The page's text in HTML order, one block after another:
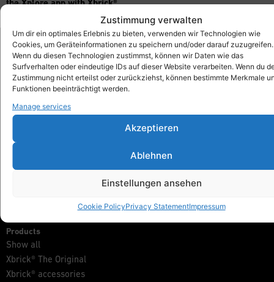
Zustimmung verwalten
Um dir ein optimales Erlebnis zu bieten, verwenden wir Technologien wie
Cookies, um Geräteinformationen zu speichern und/oder darauf zuzugreifen.
Wenn du diesen Technologien zustimmst, können wir Daten wie das
Surfverhalten oder eindeutige IDs auf dieser Website verarbeiten. Wenn du
Zustimmung nicht erteilst oder zurückziehst, können bestimmte Merkmale
Funktionen beeinträchtigt werden.
Manage services
Akzeptieren
Ablehnen
Einstellungen ansehen
Cookie PolicyPrivacy StatementImpressum
the Xplore app with Xbrick®
476,00€ inkl. MwSt.
Xbrick®
designed by wd3_spatial design
wd3 GmbH
Seidenstraße 57
70174 Stuttgart
info@xbrick.eu
Follow Xbrick®
Products
Show all
Xbrick® The Original
Xbrick® accessories